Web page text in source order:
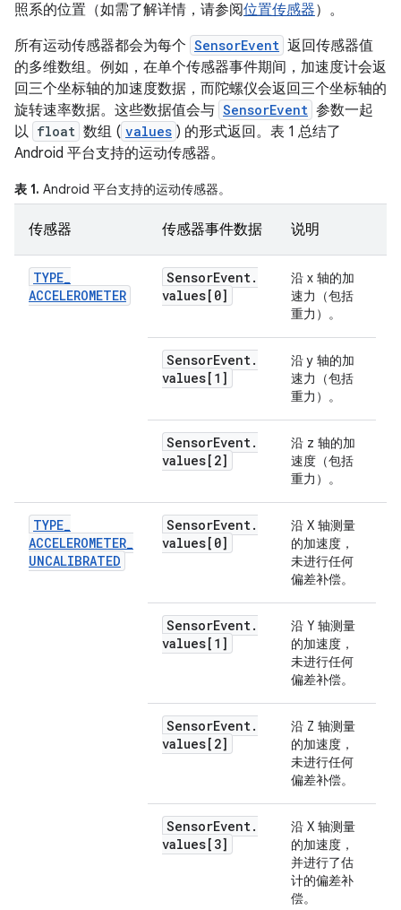
照系的位置（如需了解详情，请参阅位置传感器）。
所有运动传感器都会为每个 SensorEvent 返回传感器值
的多维数组。例如，在单个传感器事件期间，加速度计会返
回三个坐标轴的加速度数据，而陀螺仪会返回三个坐标轴的
旋转速率数据。这些数据值会与 SensorEvent 参数一起
以 float 数组 ( values ) 的形式返回。表 1 总结了
Android 平台支持的运动传感器。
表 1. Android 平台支持的运动传感器。
传感器 传感器事件数据 说明
TYPE_
ACCELEROMETER
SensorEvent.
values[0]
沿 x 轴的加
速力（包括
重力）。
SensorEvent.
values[1]
沿 y 轴的加
速力（包括
重力）。
SensorEvent.
values[2]
沿 z 轴的加
速度（包括
重力）。
TYPE_
ACCELEROMETER_
UNCALIBRATED
SensorEvent.
values[0]
沿 X 轴测量
的加速度，
未进行任何
偏差补偿。
SensorEvent.
values[1]
沿 Y 轴测量
的加速度，
未进行任何
偏差补偿。
SensorEvent.
values[2]
沿 Z 轴测量
的加速度，
未进行任何
偏差补偿。
SensorEvent.
values[3]
沿 X 轴测量
的加速度，
并进行了估
计的偏差补
偿。